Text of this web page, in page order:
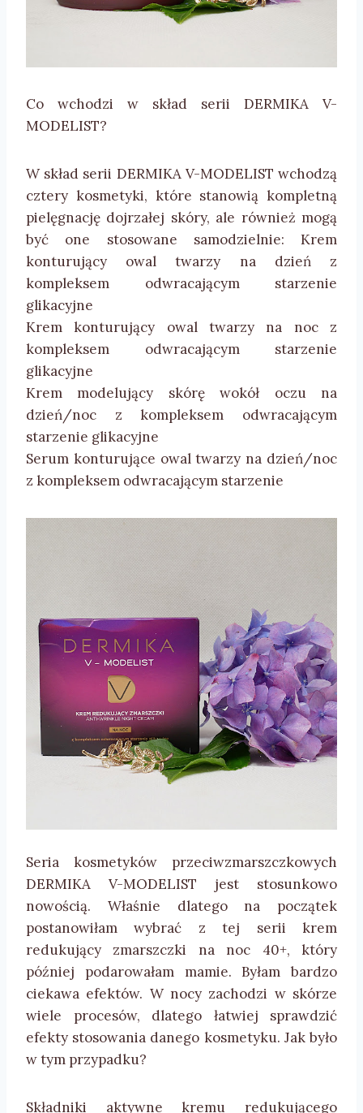
Co wchodzi w skład serii DERMIKA V-
MODELIST?
W skład serii DERMIKA V-MODELIST wchodzą
cztery kosmetyki, które stanowią kompletną
pielęgnację dojrzałej skóry, ale również mogą
być one stosowane samodzielnie: Krem
konturujący owal twarzy na dzień z
kompleksem odwracającym starzenie
glikacyjne
Krem konturujący owal twarzy na noc z
kompleksem odwracającym starzenie
glikacyjne
Krem modelujący skórę wokół oczu na
dzień/noc z kompleksem odwracającym
starzenie glikacyjne
Serum konturujące owal twarzy na dzień/noc
z kompleksem odwracającym starzenie
Seria kosmetyków przeciwzmarszczkowych
DERMIKA V-MODELIST jest stosunkowo
nowością. Właśnie dlatego na początek
postanowiłam wybrać z tej serii krem
redukujący zmarszczki na noc 40+, który
później podarowałam mamie. Byłam bardzo
ciekawa efektów. W nocy zachodzi w skórze
wiele procesów, dlatego łatwiej sprawdzić
efekty stosowania danego kosmetyku. Jak było
w tym przypadku?
Składniki aktywne kremu redukującego